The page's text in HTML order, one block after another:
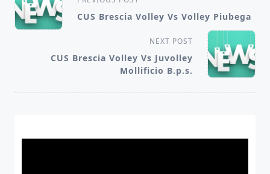
class="nav-
subtitle
reader-
CUS Brescia Volley Vs Volley Piubega
NEXT POST
CUS Brescia Volley Vs Juvolley
Mollificio B.p.s.